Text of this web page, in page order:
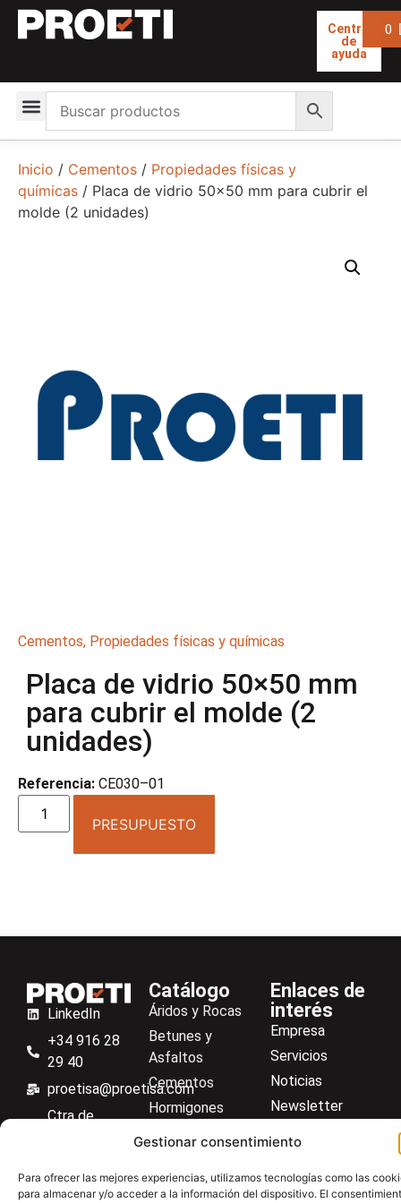
Gestionar consentimiento
Para ofrecer las mejores experiencias, utilizamos tecnologías como las
para almacenar y/o acceder a la información del dispositivo. El
Centro
de
ayuda
0
Inicio / Cementos / Propiedades físicas y
químicas / Placa de vidrio 50×50 mm para cubrir el
molde (2 unidades)
Cementos, Propiedades físicas y químicas
Placa de vidrio 50×50 mm
para cubrir el molde (2
unidades)
Referencia: CE030–01
PRESUPUESTO
LinkedIn
+34 916 28
29 40
proetisa@proetisa.com
Ctra de
M-106, Km
Catálogo
Áridos y Rocas
Betunes y
Asfaltos
Cementos
Hormigones
Suelos
Aceros
Enlaces de
interés
Empresa
Servicios
Noticias
Newsletter
Centro de ayuda